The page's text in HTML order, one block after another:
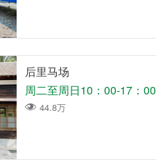
后里马场
周二至周日10：00-17：00
44.8万